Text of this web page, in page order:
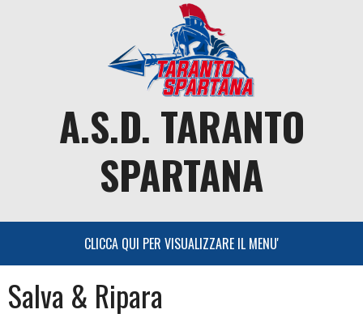
A.S.D. TARANTO
SPARTANA
Salva & Ripara